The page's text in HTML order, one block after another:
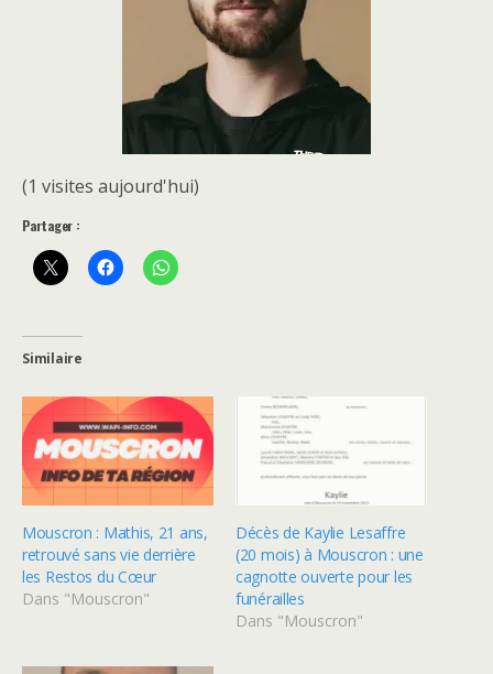
(1 visites aujourd'hui)
Partager :
Similaire
Mouscron : Mathis, 21 ans,
retrouvé sans vie derrière
les Restos du Cœur
Dans "Mouscron"
Décès de Kaylie Lesaffre
(20 mois) à Mouscron : une
cagnotte ouverte pour les
funérailles
Dans "Mouscron"